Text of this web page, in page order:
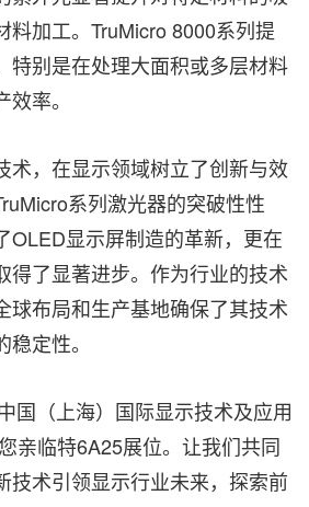
料加工。TruMicro 8000系列提
特别是在处理大面积或多层材料
率。
术，在显示领域树立了创新与效
系列激光器的突破性性
OLED显示屏制造的革新，更在
得了显著进步。作为行业的技术
球布局和生产基地确保了其技术
定性。
国（上海）国际显示技术及应用
亲临特6A25展位。让我们共同
技术引领显示行业未来，探索前